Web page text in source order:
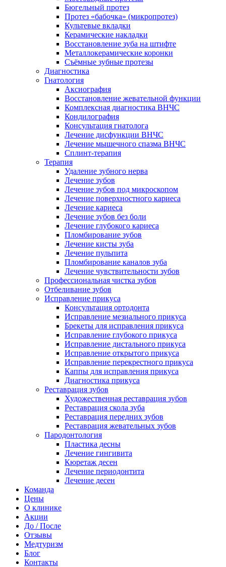
Бюгельный протез
Протез «бабочка» (микропротез)
Культевые вкладки
Керамические накладки
Восстановление зуба на штифте
Металлокерамические коронки
Съёмные зубные протезы
Диагностика
Гнатология
Аксиография
Восстановление жевательной функции
Комплексная диагностика ВНЧС
Кондилография
Консультация гнатолога
Лечение дисфункции ВНЧС
Лечение мышечного спазма ВНЧС
Сплинт-терапия
Терапия
Удаление зубного нерва
Лечение зубов
Лечение зубов под микроскопом
Лечение поверхностного кариеса
Лечение кариеса
Лечение зубов без боли
Лечение глубокого кариеса
Пломбирование зубов
Лечение кисты зуба
Лечение пульпита
Пломбирование каналов зуба
Лечение чувствительности зубов
Профессиональная чистка зубов
Отбеливание зубов
Исправление прикуса
Консультация ортодонта
Исправление мезиального прикуса
Брекеты для исправления прикуса
Исправление глубокого прикуса
Исправление дистального прикуса
Исправление открытого прикуса
Исправление перекрестного прикуса
Каппы для исправления прикуса
Диагностика прикуса
Реставрация зубов
Художественная реставрация зубов
Реставрация скола зуба
Реставрация передних зубов
Реставрация жевательных зубов
Пародонтология
Пластика десны
Лечение гингивита
Кюретаж десен
Лечение периодонтита
Лечение десен
Команда
Цены
О клинике
Акции
До / После
Отзывы
Медтуризм
Блог
Контакты